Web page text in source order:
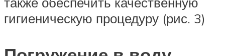
гигиеническую процедуру (рис. 3)